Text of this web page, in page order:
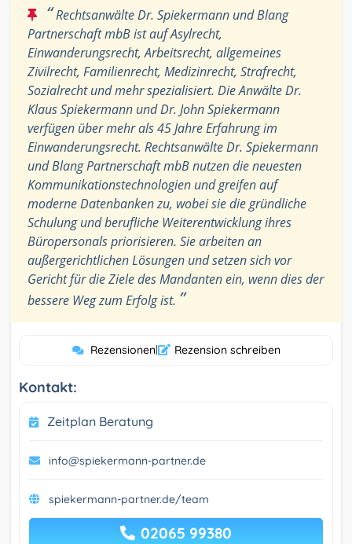
“Rechtsanwälte Dr. Spiekermann und Blang
Partnerschaft mbB ist auf Asylrecht,
Einwanderungsrecht, Arbeitsrecht, allgemeines
Zivilrecht, Familienrecht, Medizinrecht, Strafrecht,
Sozialrecht und mehr spezialisiert. Die Anwälte Dr.
Klaus Spiekermann und Dr. John Spiekermann
verfügen über mehr als 45 Jahre Erfahrung im
Einwanderungsrecht. Rechtsanwälte Dr. Spiekermann
und Blang Partnerschaft mbB nutzen die neuesten
Kommunikationstechnologien und greifen auf
moderne Datenbanken zu, wobei sie die gründliche
Schulung und berufliche Weiterentwicklung ihres
Büropersonals priorisieren. Sie arbeiten an
außergerichtlichen Lösungen und setzen sich vor
Gericht für die Ziele des Mandanten ein, wenn dies der
bessere Weg zum Erfolg ist. ”
Rezensionen| Rezension schreiben
Kontakt:
Zeitplan Beratung
info@spiekermann-partner.de
spiekermann-partner.de/team
02065 99380